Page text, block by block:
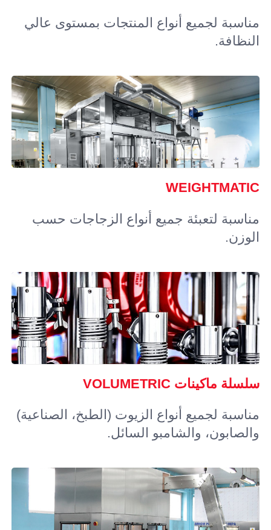
مناسبة لجميع أنواع المنتجات بمستوى عالي
النظافة.
WEIGHTMATIC
مناسبة لتعبئة جميع أنواع الزجاجات حسب
الوزن.
سلسلة ماكينات VOLUMETRIC
مناسبة لجميع أنواع الزيوت (الطبخ، الصناعية)
والصابون، والشامبو السائل.